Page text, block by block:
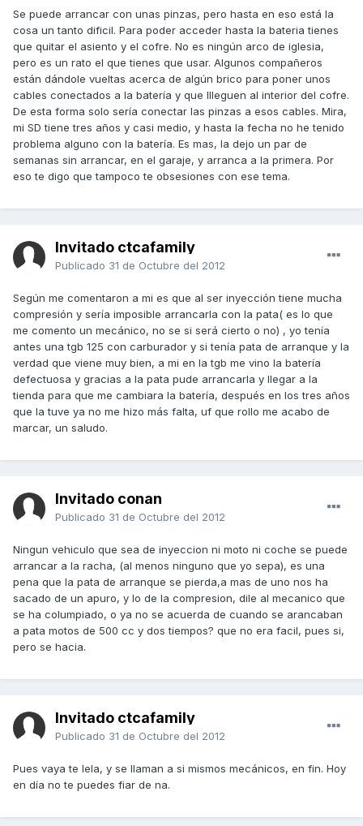
Se puede arrancar con unas pinzas, pero hasta en eso está la
cosa un tanto dificil. Para poder acceder hasta la bateria tienes
que quitar el asiento y el cofre. No es ningún arco de iglesia,
pero es un rato el que tienes que usar. Algunos compañeros
están dándole vueltas acerca de algún brico para poner unos
cables conectados a la batería y que llleguen al interior del cofre.
De esta forma solo sería conectar las pinzas a esos cables. Mira,
mi SD tiene tres años y casi medio, y hasta la fecha no he tenido
problema alguno con la batería. Es mas, la dejo un par de
semanas sin arrancar, en el garaje, y arranca a la primera. Por
eso te digo que tampoco te obsesiones con ese tema.
Invitado ctcafamily
Publicado 31 de Octubre del 2012
Según me comentaron a mi es que al ser inyección tiene mucha
compresión y sería imposible arrancarla con la pata( es lo que
me comento un mecánico, no se si será cierto o no) , yo tenía
antes una tgb 125 con carburador y si tenía pata de arranque y la
verdad que viene muy bien, a mi en la tgb me vino la batería
defectuosa y gracias a la pata pude arrancarla y llegar a la
tienda para que me cambiara la batería, después en los tres años
que la tuve ya no me hizo más falta, uf que rollo me acabo de
marcar, un saludo.
Invitado conan
Publicado 31 de Octubre del 2012
Ningun vehiculo que sea de inyeccion ni moto ni coche se puede
arrancar a la racha, (al menos ninguno que yo sepa), es una
pena que la pata de arranque se pierda,a mas de uno nos ha
sacado de un apuro, y lo de la compresion, dile al mecanico que
se ha columpiado, o ya no se acuerda de cuando se arancaban
a pata motos de 500 cc y dos tiempos? que no era facil, pues si,
pero se hacia.
Invitado ctcafamily
Publicado 31 de Octubre del 2012
Pues vaya te lela, y se llaman a si mismos mecánicos, en fin. Hoy
en día no te puedes fiar de na.